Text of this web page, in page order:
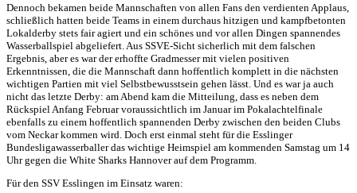
Dennoch bekamen beide Mannschaften von allen Fans den verdienten Applaus,
schließlich hatten beide Teams in einem durchaus hitzigen und kampfbetonten
Lokalderby stets fair agiert und ein schönes und vor allen Dingen spannendes
Wasserballspiel abgeliefert. Aus SSVE-Sicht sicherlich mit dem falschen
Ergebnis, aber es war der erhoffte Gradmesser mit vielen positiven
Erkenntnissen, die die Mannschaft dann hoffentlich komplett in die nächsten
wichtigen Partien mit viel Selbstbewusstsein gehen lässt. Und es war ja auch
nicht das letzte Derby: am Abend kam die Mitteilung, dass es neben dem
Rückspiel Anfang Februar voraussichtlich im Januar im Pokalachtelfinale
ebenfalls zu einem hoffentlich spannenden Derby zwischen den beiden Clubs
vom Neckar kommen wird. Doch erst einmal steht für die Esslinger
Bundesligawasserballer das wichtige Heimspiel am kommenden Samstag um 14
Uhr gegen die White Sharks Hannover auf dem Programm.
Für den SSV Esslingen im Einsatz waren: